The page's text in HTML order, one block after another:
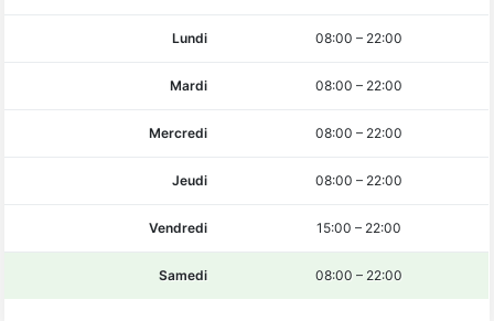
Lundi 08:00 – 22:00
Mardi 08:00 – 22:00
Mercredi 08:00 – 22:00
Jeudi 08:00 – 22:00
Vendredi 15:00 – 22:00
Samedi 08:00 – 22:00